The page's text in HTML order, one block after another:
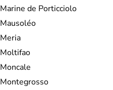
Marine de Porticciolo
Mausoléo
Meria
Moltifao
Moncale
Montegrosso